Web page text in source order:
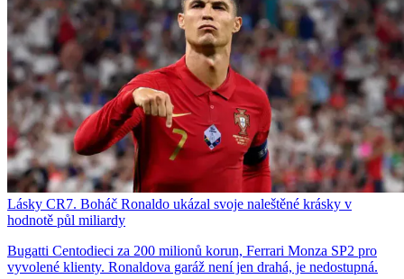
Lásky CR7. Boháč Ronaldo ukázal svoje naleštěné krásky v
hodnotě půl miliardy
Bugatti Centodieci za 200 milionů korun, Ferrari Monza SP2 pro
vyvolené klienty. Ronaldova garáž není jen drahá, je nedostupná.